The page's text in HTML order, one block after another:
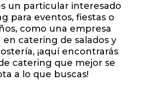
un particular interesado
para eventos, fiestas o
como una empresa
en catering de salados y
¡aquí encontrarás
catering que mejor se
a lo que buscas!